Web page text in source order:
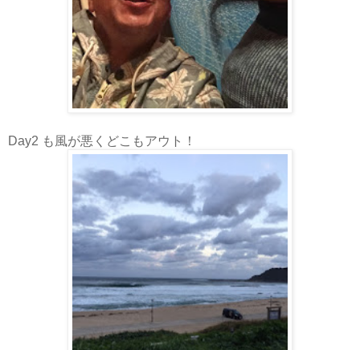
Day2 も風が悪くどこもアウト！